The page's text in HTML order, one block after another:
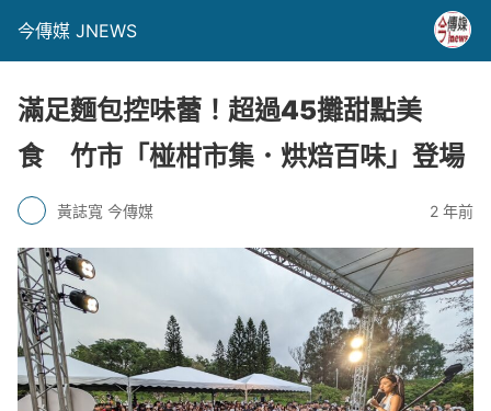
今傳媒 JNEWS
滿足麵包控味蕾！超過45攤甜點美
食 竹市「椪柑市集．烘焙百味」登場
黃誌寬 今傳媒 2 年前